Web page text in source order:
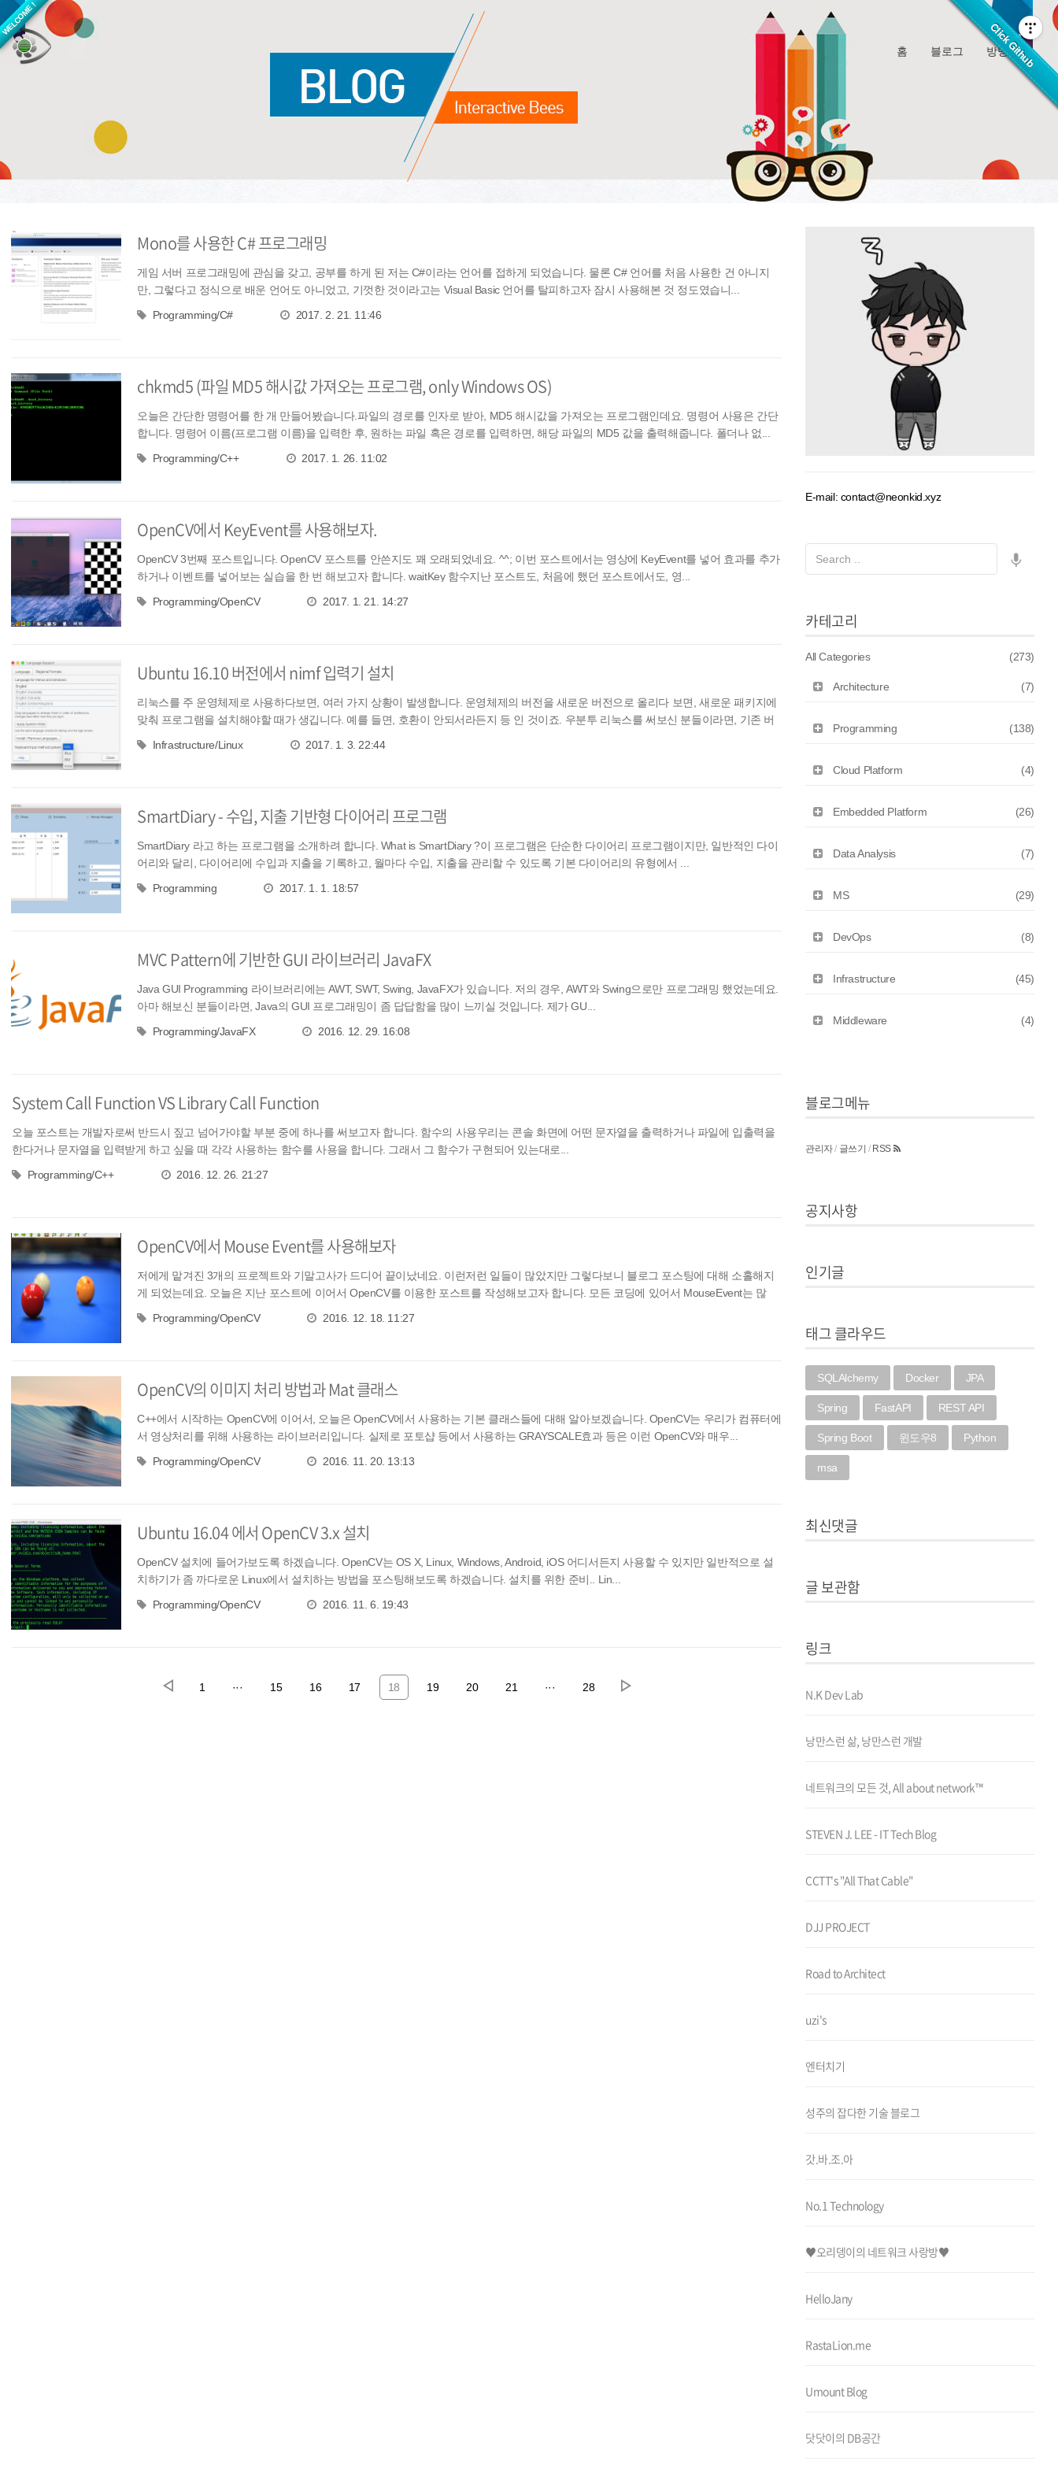
WELCOME !
홈 블로그 방명록
Mono를 사용한 C# 프로그래밍
게임 서버 프로그래밍에 관심을 갖고, 공부를 하게 된 저는 C#이라는 언어를 접하게 되었습니다. 물론 C# 언어를 처음 사용한 건 아니지
만, 그렇다고 정식으로 배운 언어도 아니었고, 기껏한 것이라고는 Visual Basic 언어를 탈피하고자 잠시 사용해본 것 정도였습니...
Programming/C#
2017. 2. 21. 11:46
chkmd5 (파일 MD5 해시값 가져오는 프로그램, only Windows OS)
오늘은 간단한 명령어를 한 개 만들어봤습니다.파일의 경로를 인자로 받아, MD5 해시값을 가져오는 프로그램인데요. 명령어 사용은 간단
합니다. 명령어 이름(프로그램 이름)을 입력한 후, 원하는 파일 혹은 경로를 입력하면, 해당 파일의 MD5 값을 출력해줍니다. 폴더나 없...
Programming/C++
2017. 1. 26. 11:02
OpenCV에서 KeyEvent를 사용해보자.
OpenCV 3번째 포스트입니다. OpenCV 포스트를 안쓴지도 꽤 오래되었네요. ^^; 이번 포스트에서는 영상에 KeyEvent를 넣어 효과를 추가
하거나 이벤트를 넣어보는 실습을 한 번 해보고자 합니다. waitKey 함수지난 포스트도, 처음에 했던 포스트에서도, 영...
Programming/OpenCV
2017. 1. 21. 14:27
Ubuntu 16.10 버전에서 nimf 입력기 설치
리눅스를 주 운영체제로 사용하다보면, 여러 가지 상황이 발생합니다. 운영체제의 버전을 새로운 버전으로 올리다 보면, 새로운 패키지에
맞춰 프로그램을 설치해야할 때가 생깁니다. 예를 들면, 호환이 안되서라든지 등 인 것이죠. 우분투 리눅스를 써보신 분들이라면, 기존 버
Infrastructure/Linux 2017. 1. 3. 22:44
SmartDiary - 수입, 지출 기반형 다이어리 프로그램
SmartDiary 라고 하는 프로그램을 소개하려 합니다. What is SmartDiary ?이 프로그램은 단순한 다이어리 프로그램이지만, 일반적인 다이
어리와 달리, 다이어리에 수입과 지출을 기록하고, 월마다 수입, 지출을 관리할 수 있도록 기본 다이어리의 유형에서 ...
Programming
2017. 1. 1. 18:57
MVC Pattern에 기반한 GUI 라이브러리 JavaFX
Java GUI Programming 라이브러리에는 AWT, SWT, Swing, JavaFX가 있습니다. 저의 경우, AWT와 Swing으로만 프로그래밍 했었는데요.
아마 해보신 분들이라면, Java의 GUI 프로그래밍이 좀 답답함을 많이 느끼실 것입니다. 제가 GU...
Programming/JavaFX
2016. 12. 29. 16:08
System Call Function VS Library Call Function
오늘 포스트는 개발자로써 반드시 짚고 넘어가야할 부분 중에 하나를 써보고자 합니다. 함수의 사용우리는 콘솔 화면에 어떤 문자열을 출력하거나 파일에 입출력을
한다거나 문자열을 입력받게 하고 싶을 때 각각 사용하는 함수를 사용을 합니다. 그래서 그 함수가 구현되어 있는대로...
Programming/C++
2016. 12. 26. 21:27
OpenCV에서 Mouse Event를 사용해보자
저에게 맡겨진 3개의 프로젝트와 기말고사가 드디어 끝이났네요. 이런저런 일들이 많았지만 그렇다보니 블로그 포스팅에 대해 소홀해지
게 되었는데요. 오늘은 지난 포스트에 이어서 OpenCV를 이용한 포스트를 작성해보고자 합니다. 모든 코딩에 있어서 MouseEvent는 많
Programming/OpenCV 2016. 12. 18. 11:27
OpenCV의 이미지 처리 방법과 Mat 클래스
C++에서 시작하는 OpenCV에 이어서, 오늘은 OpenCV에서 사용하는 기본 클래스들에 대해 알아보겠습니다. OpenCV는 우리가 컴퓨터에
서 영상처리를 위해 사용하는 라이브러리입니다. 실제로 포토샵 등에서 사용하는 GRAYSCALE효과 등은 이런 OpenCV와 매우...
Programming/OpenCV
2016. 11. 20. 13:13
Ubuntu 16.04 에서 OpenCV 3.x 설치
OpenCV 설치에 들어가보도록 하겠습니다. OpenCV는 OS X, Linux, Windows, Android, iOS 어디서든지 사용할 수 있지만 일반적으로 설
치하기가 좀 까다로운 Linux에서 설치하는 방법을 포스팅해보도록 하겠습니다. 설치를 위한 준비.. Lin...
Programming/OpenCV
2016. 11. 6. 19:43
1 ··· 15 16 17 18 19 20 21 ··· 28
E-mail: contact@neonkid.xyz
카테고리
All Categories (273)
Architecture (7)
Programming (138)
Cloud Platform (4)
Embedded Platform (26)
Data Analysis (7)
MS (29)
DevOps (8)
Infrastructure (45)
Middleware (4)
블로그메뉴
관리자/ 글쓰기 / RSS
공지사항
인기글
태그 클라우드
SQLAlchemy Docker JPA
Spring FastAPI REST API
Spring Boot 윈도우8 Python
msa
최신댓글
글 보관함
링크
N.K Dev Lab
낭만스런 삶, 낭만스런 개발
네트워크의 모든 것, All about network™
STEVEN J. LEE - IT Tech Blog
CCTT's "All That Cable"
DJJ PROJECT
Road to Architect
uzi's
엔터치기
성주의 잡다한 기술 블로그
갓.바.조.아
No.1 Technology
♥오리뎅이의 네트워크 사랑방♥
HelloJany
RastaLion.me
Umount Blog
닷닷이의 DB공간